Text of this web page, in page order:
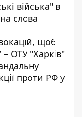
війська" в
слова
щоб
– ОТУ "Харків"
проти РФ у